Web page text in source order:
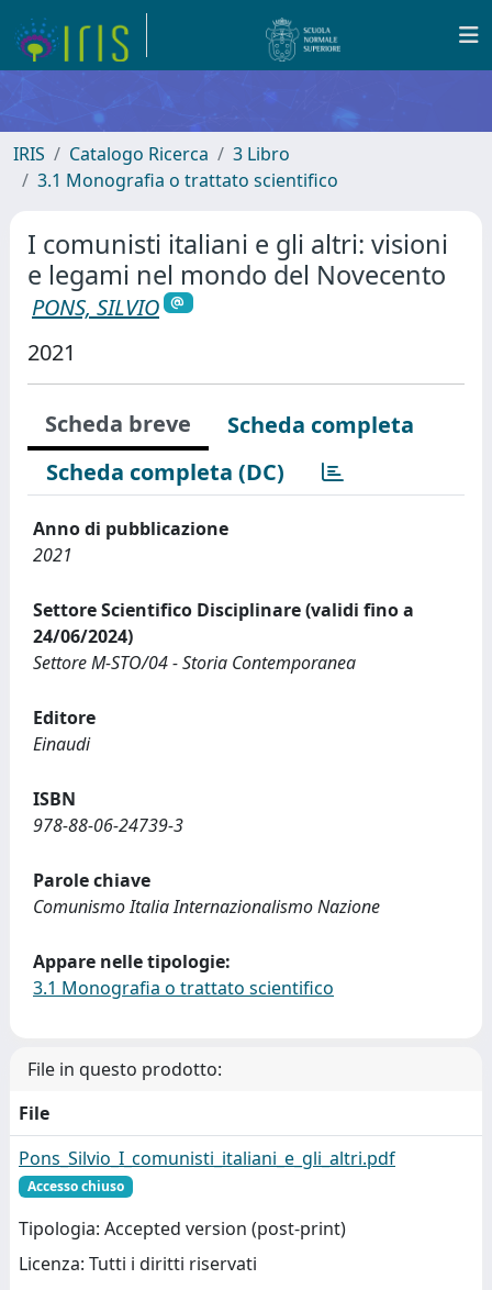
IRIS Catalogo Ricerca
3 Libro
3.1 Monografia o trattato scientifico
I comunisti italiani e gli altri: visioni
e legami nel mondo del Novecento
PONS, SILVIO
2021
Scheda breve
Scheda completa
Scheda completa (DC)
Anno di pubblicazione
2021
Settore Scientifico Disciplinare (validi fino a
24/06/2024)
Settore M-STO/04 - Storia Contemporanea
Editore
Einaudi
ISBN
978-88-06-24739-3
Parole chiave
Comunismo Italia Internazionalismo Nazione
Appare nelle tipologie:
3.1 Monografia o trattato scientifico
File in questo prodotto:
File
Pons_Silvio_I_comunisti_italiani_e_gli_altri.pdf
Accesso chiuso
Tipologia: Accepted version (post-print)
Licenza: Tutti i diritti riservati